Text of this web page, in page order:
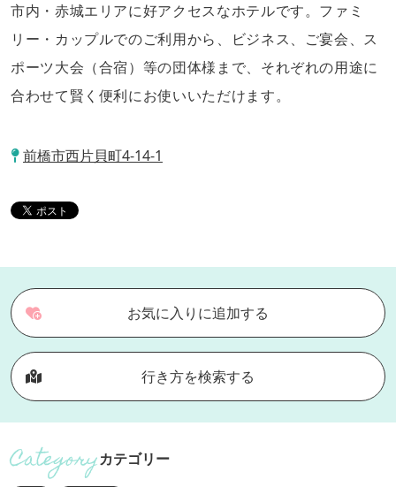
市内・赤城エリアに好アクセスなホテルです。ファミ
リー・カップルでのご利用から、ビジネス、ご宴会、ス
ポーツ大会（合宿）等の団体様まで、それぞれの用途に
合わせて賢く便利にお使いいただけます。
前橋市西片貝町4-14-1
お気に入りに追加する
行き方を検索する
カテゴリー